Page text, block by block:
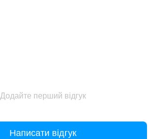
Додайте перший відгук
Написати відгук